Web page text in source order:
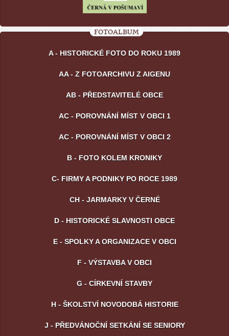
FOTOALBUM
A - HISTORICKÉ FOTO DO ROKU 1989
AA - Z FOTOARCHIVU Z AIGENU
AB - PŘEDSTAVITELÉ OBCE
AC - POROVNÁNÍ MÍST V OBCI 1
AC - POROVNÁNÍ MÍST V OBCI 2
B - FOTO KOLEM KRONIKY
C- FIRMY A PODNIKY PO ROCE 1989
CH - JARMARKY V ČERNÉ
D - HISTORICKÉ SLAVNOSTI OBCE
E - SPOLKY A ORGANIZACE V OBCI
F - VÝSTAVBA V OBCI
G - CÍRKEVNÍ STAVBY
H - ŠKOLSTVÍ NOVODOBÁ HISTORIE
J - PŘEDVÁNOČNÍ SETKÁNÍ SE SENIORY